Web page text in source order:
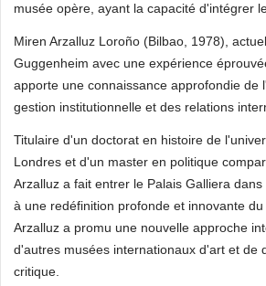
musée opère, ayant la capacité d'intégrer
Miren Arzalluz Loroño (Bilbao, 1978),
Guggenheim avec une expérience
apporte une connaissance approfondie
gestion institutionnelle et des relations
Titulaire d'un doctorat en histoire de
Londres et d'un master en politique
Arzalluz a fait entrer le Palais Galliera
à une redéfinition profonde et innovante
Arzalluz a promu une nouvelle approche
d'autres musées internationaux d'art et de
critique.